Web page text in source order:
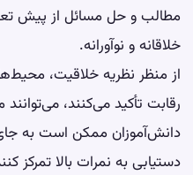
مطالب و حل مسائل از پیش
خلاقانه و نوآورانه.
از منظر نظریه خلاقیت،
رقابت تأکید می‌کنند،
دانش‌آموزان ممکن است به
دستیابی به نمرات بالا تمرکز